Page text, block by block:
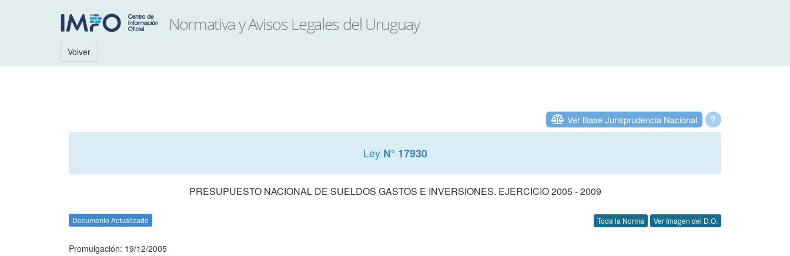
Volver
?
Ver Base Jurisprudencia Nacional
Ley N° 17930
PRESUPUESTO NACIONAL DE SUELDOS GASTOS E INVERSIONES. EJERCICIO 2005 - 2009
Documento Actualizado Toda la Norma Ver Imagen del D.O.
Promulgación: 19/12/2005